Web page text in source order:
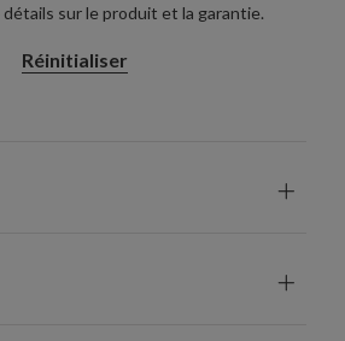
sur le produit et la garantie.
Réinitialiser